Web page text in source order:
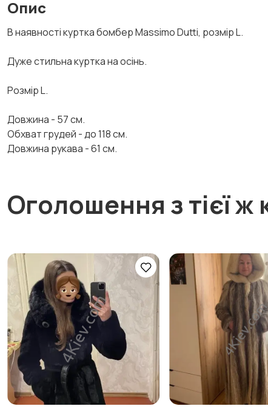
Опис
В наявності куртка бомбер Massimo Dutti, розмір L.
Дуже стильна куртка на осінь.
Розмір L.
Довжина - 57 см.
Обхват грудей - до 118 cм.
Довжина рукава - 61 см.
Оголошення з тієї ж